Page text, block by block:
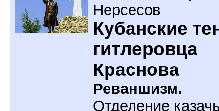
Нерсесов
Кубанские
гитлеровца
Краснова
Реваншизм.
Отделение